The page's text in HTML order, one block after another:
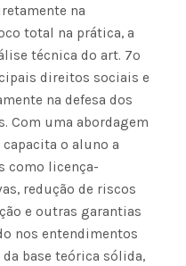
na
total na prática, a
técnica do art. 7º
direitos sociais e
na defesa dos
Com uma abordagem
o aluno a
como licença-
redução de riscos
e outras garantias
nos entendimentos
base teórica sólida,